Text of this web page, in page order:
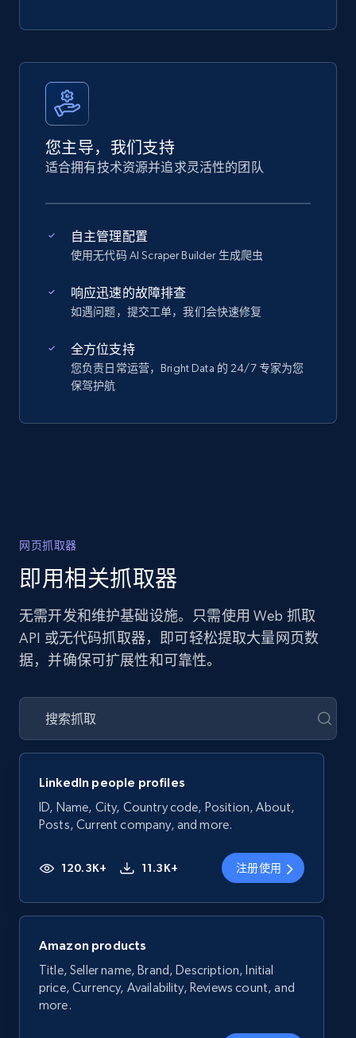
您主导，我们支持
适合拥有技术资源并追求灵活性的团队
自主管理配置
使用无代码 AI Scraper Builder 生成爬虫
响应迅速的故障排查
如遇问题，提交工单，我们会快速修复
全方位支持
您负责日常运营，Bright Data 的 24/7 专家为您
保驾护航
网页抓取器
即用相关抓取器
无需开发和维护基础设施。只需使用 Web 抓取
API 或无代码抓取器，即可轻松提取大量网页数
据，并确保可扩展性和可靠性。
LinkedIn people profiles
ID, Name, City, Country code, Position, About,
Posts, Current company, and more.
120.3K+ 11.3K+ 注册使用
Amazon products
Title, Seller name, Brand, Description, Initial
price, Currency, Availability, Reviews count, and
more.